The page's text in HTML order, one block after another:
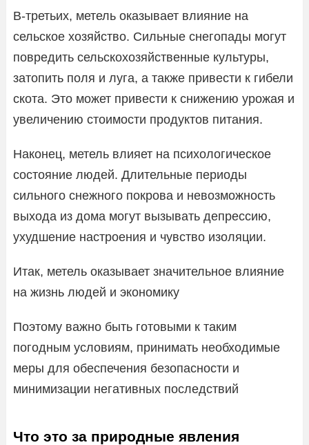
В-третьих, метель оказывает влияние на
сельское хозяйство. Сильные снегопады могут
повредить сельскохозяйственные культуры,
затопить поля и луга, а также привести к гибели
скота. Это может привести к снижению урожая и
увеличению стоимости продуктов питания.
Наконец, метель влияет на психологическое
состояние людей. Длительные периоды
сильного снежного покрова и невозможность
выхода из дома могут вызывать депрессию,
ухудшение настроения и чувство изоляции.
Итак, метель оказывает значительное влияние
на жизнь людей и экономику
Поэтому важно быть готовыми к таким
погодным условиям, принимать необходимые
меры для обеспечения безопасности и
минимизации негативных последствий
Что это за природные явления